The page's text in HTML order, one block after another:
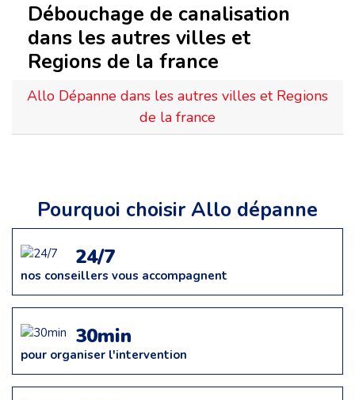
Débouchage de canalisation
dans les autres villes et
Regions de la france
Allo Dépanne dans les autres villes et Regions
de la france
Pourquoi choisir Allo dépanne
24/7
nos conseillers vous accompagnent
30min
pour organiser l'intervention